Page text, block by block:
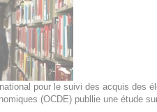
pour le suivi des acquis des
(OCDE) publlie une étude